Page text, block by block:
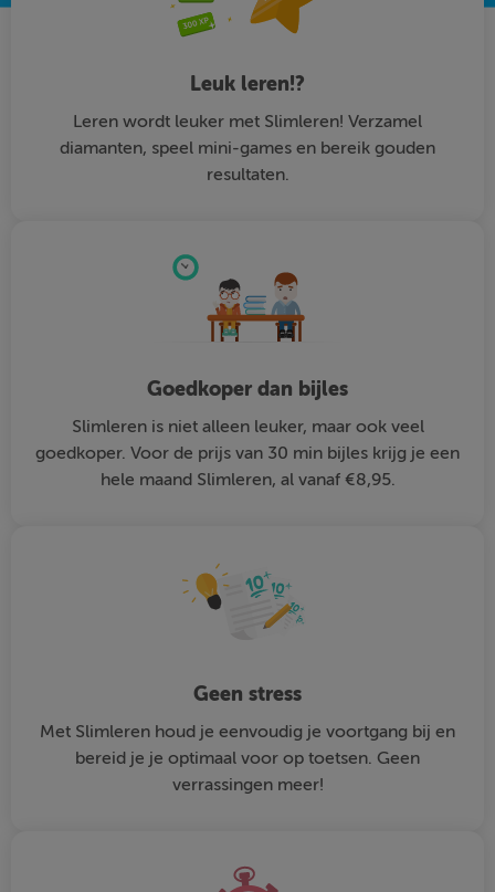
Leuk leren!?
Leren wordt leuker met Slimleren! Verzamel
diamanten, speel mini-games en bereik gouden
resultaten.
Goedkoper dan bijles
Slimleren is niet alleen leuker, maar ook veel
goedkoper. Voor de prijs van 30 min bijles krijg je een
hele maand Slimleren, al vanaf €8,95.
Geen stress
Met Slimleren houd je eenvoudig je voortgang bij en
bereid je je optimaal voor op toetsen. Geen
verrassingen meer!